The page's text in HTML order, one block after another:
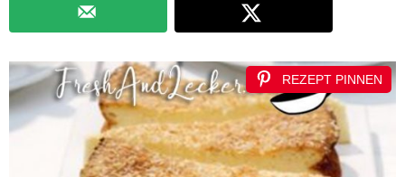
REZEPT PINNEN